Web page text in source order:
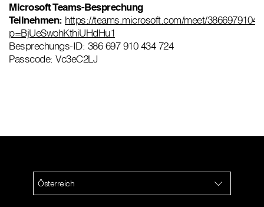
Microsoft Teams-Besprechung
Teilnehmen: https://teams.microsoft.com/meet/
p=BjUeSwohKthiUHdHu1
Besprechungs-ID: 386 697 910 434 724
Passcode: Vc3eC2LJ
Österreich